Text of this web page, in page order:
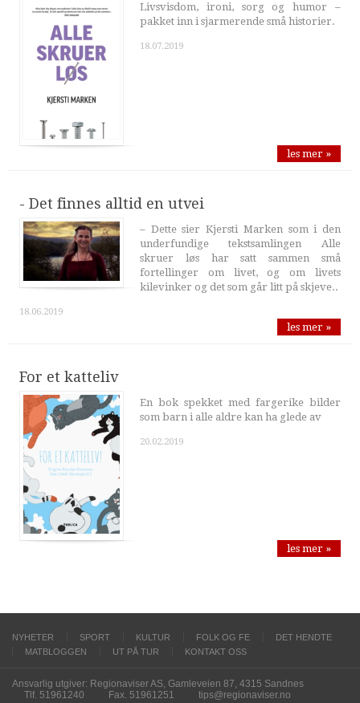
Livsvisdom, ironi, sorg og humor –
pakket inn i sjarmerende små historier.
18.07.2019
les mer »
- Det finnes alltid en utvei
– Dette sier Kjersti Marken som i den
underfundige tekstsamlingen Alle
skruer løs har satt sammen små
fortellinger om livet, og om livets
kilevinker og det som går litt på skjeve..
18.06.2019
les mer »
For et katteliv
En bok spekket med fargerike bilder
som barn i alle aldre kan ha glede av
20.02.2019
les mer »
NYHETER SPORT KULTUR FOLK OG FE
DET HENDTE
MATBLOGGEN
UT PÅ TUR KONTAKT OSS
Ansvarlig utgiver: Regionaviser AS, Gamleveien 87, 4315 Sandnes
Tlf. 51961240
Fax. 51961251 tips@regionaviser.no